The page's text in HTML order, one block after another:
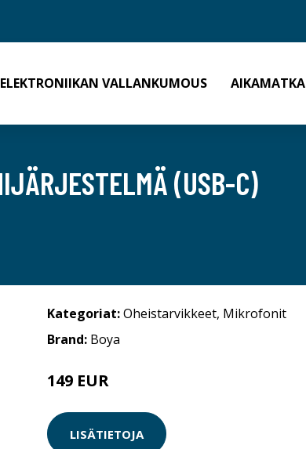
ELEKTRONIIKAN VALLANKUMOUS AIKAMATKA
(USB-C)
Kategoriat:Oheistarvikkeet, Mikrofonit
Brand: Boya
149 EUR
LISÄTIETOJA